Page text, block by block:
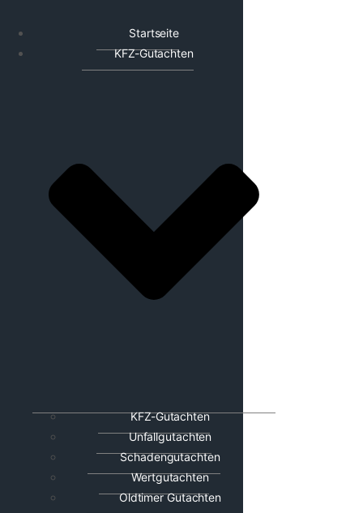
Startseite
KFZ-Gutachten
KFZ-Gutachten
Unfallgutachten
Schadengutachten
Wertgutachten
Oldtimer Gutachten